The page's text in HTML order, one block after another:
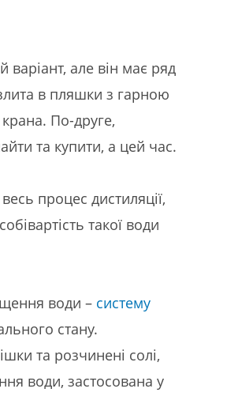
але він має ряд
в пляшки з гарною
крана. По-друге,
та купити, а цей час.
процес дистиляції,
такої води
води – систему
стану.
та розчинені солі,
води, застосована у